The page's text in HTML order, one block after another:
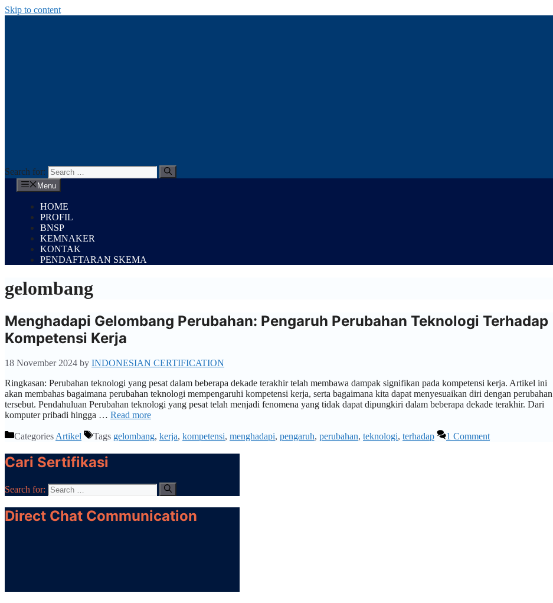
Skip to content
Search for:
Menu
HOME
PROFIL
BNSP
KEMNAKER
KONTAK
PENDAFTARAN SKEMA
gelombang
Menghadapi Gelombang Perubahan: Pengaruh Perubahan Teknologi Terhadap
Kompetensi Kerja
18 November 2024 by INDONESIAN CERTIFICATION
Ringkasan: Perubahan teknologi yang pesat dalam beberapa dekade terakhir telah membawa dampak signifikan pada kompetensi kerja. Artikel ini
akan membahas bagaimana perubahan teknologi mempengaruhi kompetensi kerja, serta bagaimana kita dapat menyesuaikan diri dengan perubahan
tersebut. Pendahuluan Perubahan teknologi yang pesat telah menjadi fenomena yang tidak dapat dipungkiri dalam beberapa dekade terakhir. Dari
komputer pribadi hingga … Read more
CategoriesArtikel Tags gelombang, kerja, kompetensi, menghadapi, pengaruh, perubahan, teknologi, terhadap 1 Comment
Cari Sertifikasi
Search for:
Direct Chat Communication